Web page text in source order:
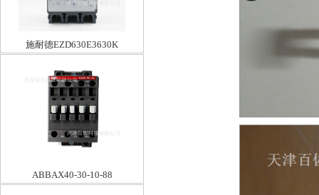
施耐德EZD630E3630K
ABBAX40-30-10-88